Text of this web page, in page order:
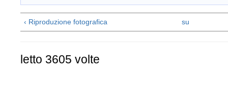
‹ Riproduzione fotografica su
letto 3605 volte